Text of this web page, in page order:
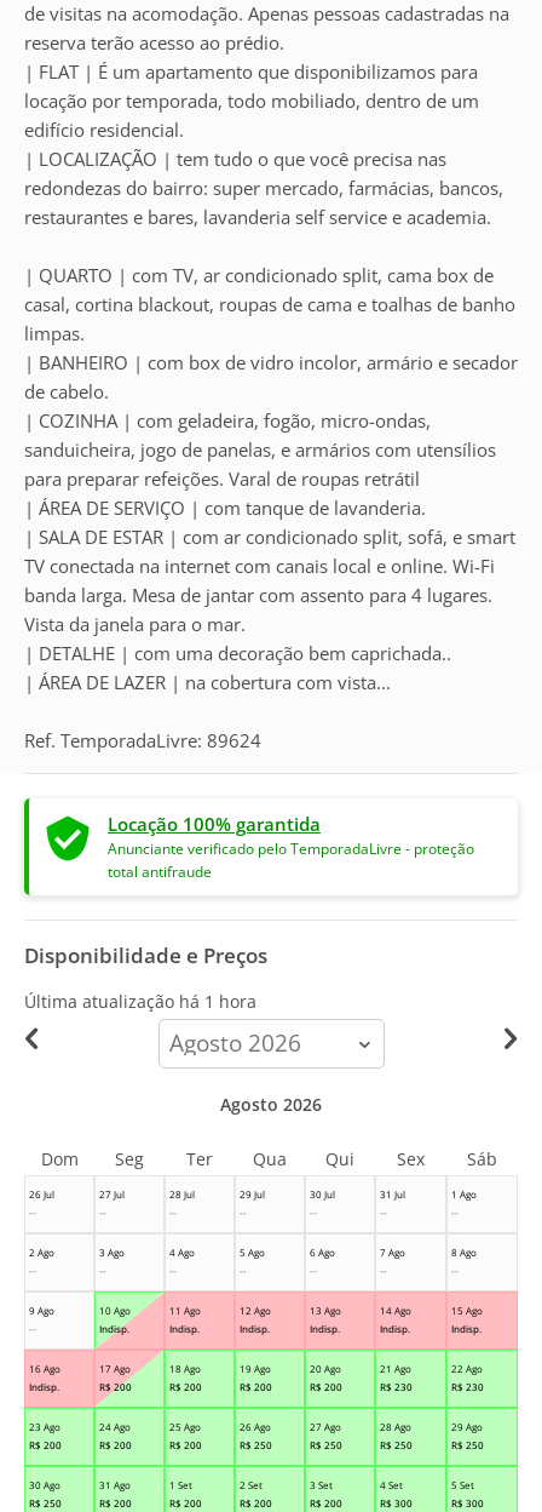
de visitas na acomodação. Apenas pessoas cadastradas na
reserva terão acesso ao prédio.
| FLAT | É um apartamento que disponibilizamos para
locação por temporada, todo mobiliado, dentro de um
edifício residencial.
| LOCALIZAÇÃO | tem tudo o que você precisa nas
redondezas do bairro: super mercado, farmácias, bancos,
restaurantes e bares, lavanderia self service e academia.
| QUARTO | com TV, ar condicionado split, cama box de
casal, cortina blackout, roupas de cama e toalhas de banho
limpas.
| BANHEIRO | com box de vidro incolor, armário e secador
de cabelo.
| COZINHA | com geladeira, fogão, micro-ondas,
sanduicheira, jogo de panelas, e armários com utensílios
para preparar refeições. Varal de roupas retrátil
| ÁREA DE SERVIÇO | com tanque de lavanderia.
| SALA DE ESTAR | com ar condicionado split, sofá, e smart
TV conectada na internet com canais local e online. Wi-Fi
banda larga. Mesa de jantar com assento para 4 lugares.
Vista da janela para o mar.
| DETALHE | com uma decoração bem caprichada..
| ÁREA DE LAZER | na cobertura com vista...
Ref. TemporadaLivre: 89624
Locação 100% garantida
Anunciante verificado pelo TemporadaLivre - proteção
total antifraude
Disponibilidade e Preços
Última atualização há 1 hora
calendar-
month
26 Jul
--
27 Jul
--
28 Jul
--
29 Jul
--
30 Jul
--
31 Jul
--
1 Ago
--
2 Ago
--
3 Ago
--
4 Ago
--
5 Ago
--
6 Ago
--
7 Ago
--
8 Ago
--
9 Ago
--
10 Ago
Indisp.
11 Ago
Indisp.
12 Ago
Indisp.
13 Ago
Indisp.
14 Ago
Indisp.
15 Ago
Indisp.
16 Ago
Indisp.
17 Ago
R$ 200
18 Ago
R$ 200
19 Ago
R$ 200
20 Ago
R$ 200
21 Ago
R$ 230
22 Ago
R$ 230
23 Ago
R$ 200
24 Ago
R$ 200
25 Ago
R$ 200
26 Ago
R$ 250
27 Ago
R$ 250
28 Ago
R$ 250
29 Ago
R$ 250
30 Ago
R$ 250
31 Ago
R$ 200
1 Set
R$ 200
2 Set
R$ 200
3 Set
R$ 200
4 Set
R$ 300
5 Set
R$ 300
Agosto 2026
Dom Seg Ter Qua Qui Sex Sáb